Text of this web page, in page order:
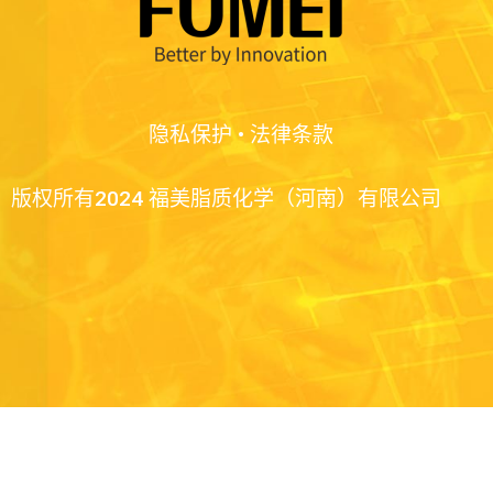
隐私保护• 法律条款
版权所有2024 福美脂质化学（河南）有限公司